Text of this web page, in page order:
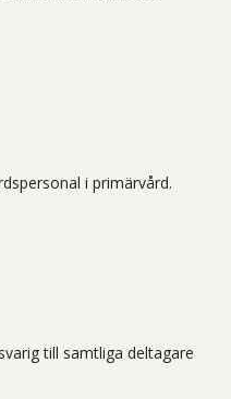
i primärvård.
till samtliga deltagare